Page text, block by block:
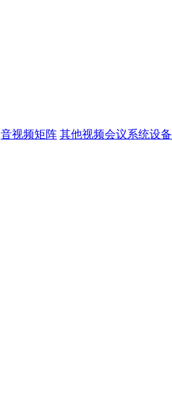
音视频矩阵 其他视频会议系统设备